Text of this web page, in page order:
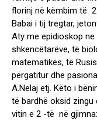
florinj në këmbim të
Babai i tij tregtar,
Aty me epidioskop
shkencëtarëve, të
matematikës, të
përgatitur dhe
A.Nelaj etj. Këto i
të bardhë oksid zingu
vitin e 2 -të në